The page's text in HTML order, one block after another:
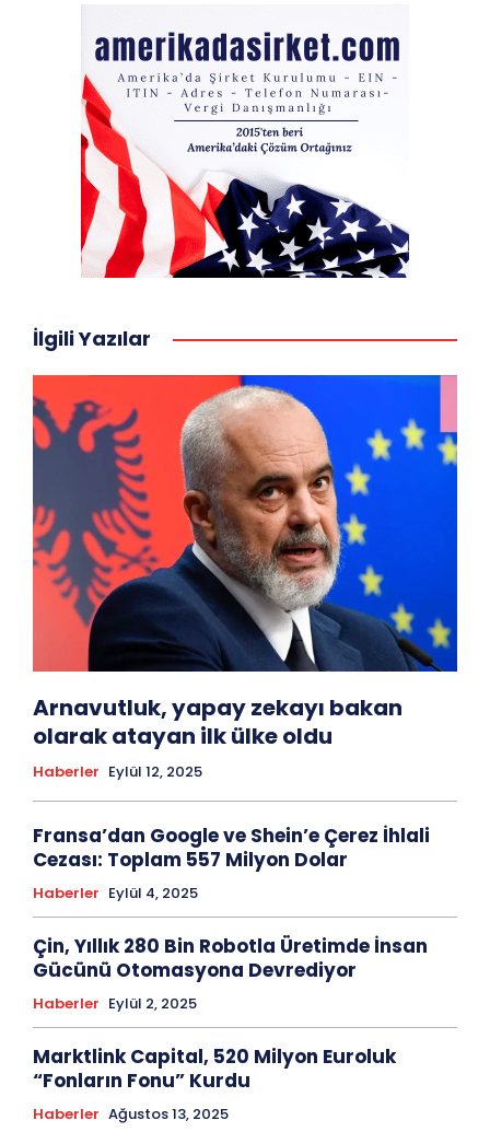
İlgili Yazılar
Arnavutluk, yapay zekayı bakan
olarak atayan ilk ülke oldu
Haberler Eylül 12, 2025
Fransa’dan Google ve Shein’e Çerez İhlali
Cezası: Toplam 557 Milyon Dolar
Haberler Eylül 4, 2025
Çin, Yıllık 280 Bin Robotla Üretimde İnsan
Gücünü Otomasyona Devrediyor
Haberler Eylül 2, 2025
Marktlink Capital, 520 Milyon Euroluk
“Fonların Fonu” Kurdu
Haberler Ağustos 13, 2025